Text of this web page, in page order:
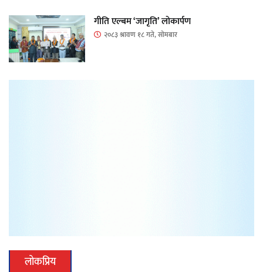
गीति एल्बम ‘जागृति’ लोकार्पण
२०८३ श्रावण १८ गते, सोमबार
लोकप्रिय